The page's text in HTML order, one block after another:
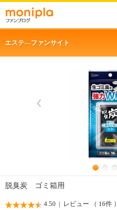
エステ―ファンサイト
脱臭炭 ゴミ箱用
4.50 | レビュー （ 16件 ）